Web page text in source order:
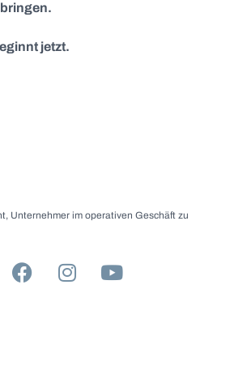
jetzt.
Unternehmer im operativen Geschäft zu